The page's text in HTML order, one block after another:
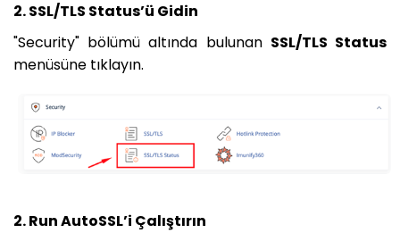
2. SSL/TLS Status’ü Gidin
"Security" bölümü altında bulunan SSL/TLS Status
menüsüne tıklayın.
2. Run AutoSSL’i Çalıştırın